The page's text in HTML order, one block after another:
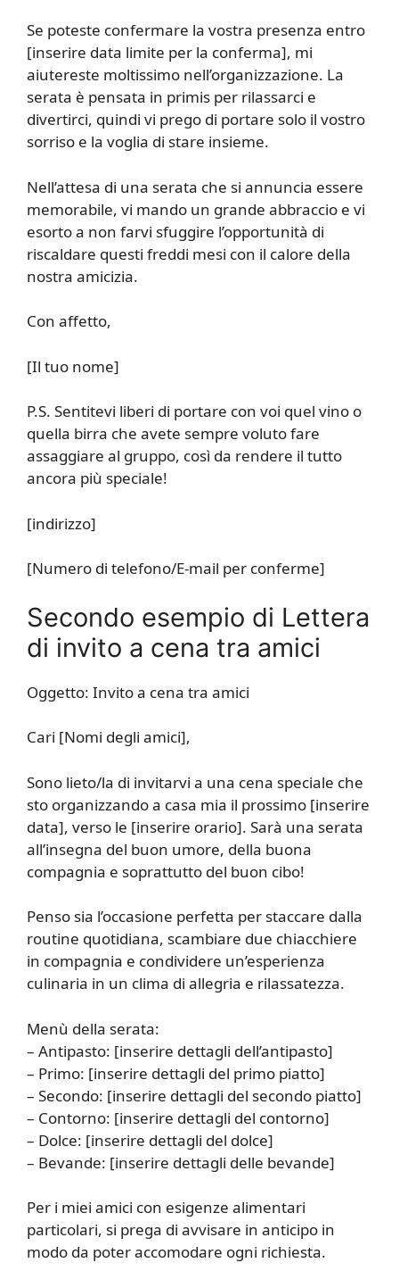
Se poteste confermare la vostra presenza entro
[inserire data limite per la conferma], mi
aiutereste moltissimo nell’organizzazione. La
serata è pensata in primis per rilassarci e
divertirci, quindi vi prego di portare solo il vostro
sorriso e la voglia di stare insieme.
Nell’attesa di una serata che si annuncia essere
memorabile, vi mando un grande abbraccio e vi
esorto a non farvi sfuggire l’opportunità di
riscaldare questi freddi mesi con il calore della
nostra amicizia.
Con affetto,
[Il tuo nome]
P.S. Sentitevi liberi di portare con voi quel vino o
quella birra che avete sempre voluto fare
assaggiare al gruppo, così da rendere il tutto
ancora più speciale!
[indirizzo]
[Numero di telefono/E-mail per conferme]
Secondo esempio di Lettera
di invito a cena tra amici
Oggetto: Invito a cena tra amici
Cari [Nomi degli amici],
Sono lieto/la di invitarvi a una cena speciale che
sto organizzando a casa mia il prossimo [inserire
data], verso le [inserire orario]. Sarà una serata
all’insegna del buon umore, della buona
compagnia e soprattutto del buon cibo!
Penso sia l’occasione perfetta per staccare dalla
routine quotidiana, scambiare due chiacchiere
in compagnia e condividere un’esperienza
culinaria in un clima di allegria e rilassatezza.
Menù della serata:
– Antipasto: [inserire dettagli dell’antipasto]
– Primo: [inserire dettagli del primo piatto]
– Secondo: [inserire dettagli del secondo piatto]
– Contorno: [inserire dettagli del contorno]
– Dolce: [inserire dettagli del dolce]
– Bevande: [inserire dettagli delle bevande]
Per i miei amici con esigenze alimentari
particolari, si prega di avvisare in anticipo in
modo da poter accomodare ogni richiesta.